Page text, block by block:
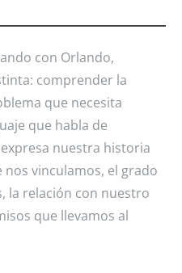
con Orlando,
comprender la
que necesita
que habla de
nuestra historia
vinculamos, el grado
la relación con nuestro
que llevamos al